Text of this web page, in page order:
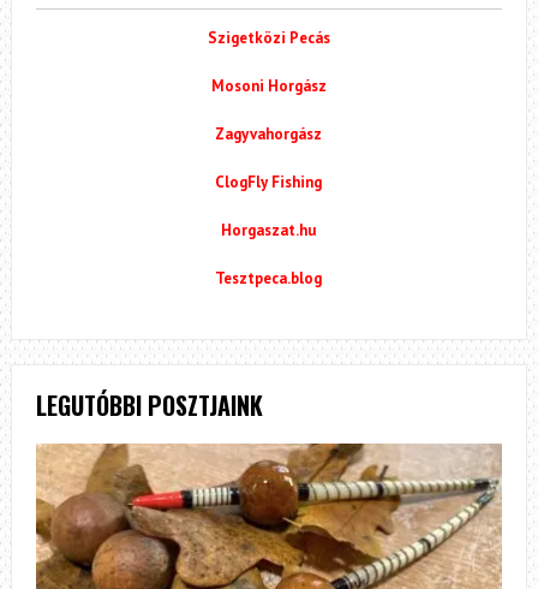
Szigetközi Pecás
Mosoni Horgász
Zagyvahorgász
ClogFly Fishing
Horgaszat.hu
Tesztpeca.blog
LEGUTÓBBI POSZTJAINK